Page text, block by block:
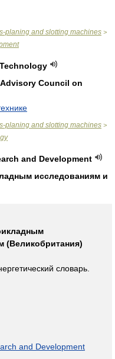
planing and slotting machines >
Advisory Council on
planing and slotting machines >
and Development
исследованиям и
(Великобритания)
словарь.
and Development